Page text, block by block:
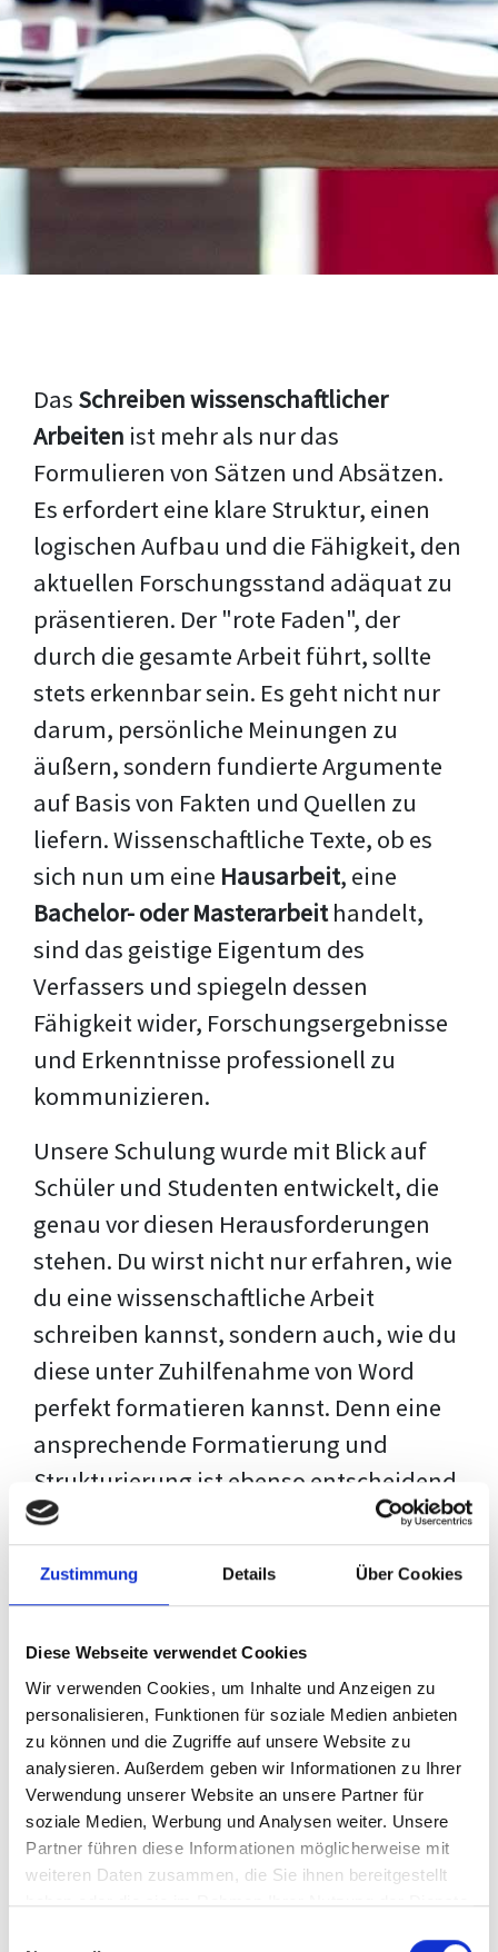
Zustimmung Details Über Cookies
Diese Webseite verwendet Cookies
Wir verwenden Cookies, um Inhalte und Anzeigen zu
personalisieren, Funktionen für soziale Medien anbieten
zu können und die Zugriffe auf unsere Website zu
analysieren. Außerdem geben wir Informationen zu Ihrer
Verwendung unserer Website an unsere Partner für
soziale Medien, Werbung und Analysen weiter. Unsere
Partner führen diese Informationen möglicherweise mit
weiteren Daten zusammen, die Sie ihnen bereitgestellt
haben oder die sie im Rahmen Ihrer Nutzung der Dienste
Das Schreiben wissenschaftlicher
Arbeiten ist mehr als nur das
Formulieren von Sätzen und Absätzen.
Es erfordert eine klare Struktur, einen
logischen Aufbau und die Fähigkeit, den
aktuellen Forschungsstand adäquat zu
präsentieren. Der "rote Faden", der
durch die gesamte Arbeit führt, sollte
stets erkennbar sein. Es geht nicht nur
darum, persönliche Meinungen zu
äußern, sondern fundierte Argumente
auf Basis von Fakten und Quellen zu
liefern. Wissenschaftliche Texte, ob es
sich nun um eine Hausarbeit, eine
Bachelor- oder Masterarbeithandelt,
sind das geistige Eigentum des
Verfassers und spiegeln dessen
Fähigkeit wider, Forschungsergebnisse
und Erkenntnisse professionell zu
kommunizieren.
Unsere Schulung wurde mit Blick auf
Schüler und Studenten entwickelt, die
genau vor diesen Herausforderungen
stehen. Du wirst nicht nur erfahren, wie
du eine wissenschaftliche Arbeit
schreiben kannst, sondern auch, wie du
diese unter Zuhilfenahme von Word
perfekt formatieren kannst. Denn eine
ansprechende Formatierung und
Strukturierung ist ebenso entscheidend
wie der Inhalt selbst. Jeder Prüfer hat
eigene Erwartungen, und unsere
Schulung ist so konzipiert, dass sie dir
deiner individuellen Vorlage zeigt,
anstatt eine Einheitslösung zu bieten.
Der Prozess des wissenschaftlichen
Schreibens kann ohne das richtige
Wissen eine große Herausforderung
darstellen. Jedoch, ausgestattet mit
denTechniken und Strategiendieses
Kurses, wird die Formatierung deiner